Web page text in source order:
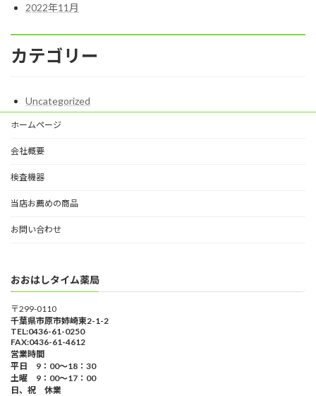
2022年11月
カテゴリー
Uncategorized
ホームページ
会社概要
検査機器
当店お薦めの商品
お問い合わせ
おおはしタイム薬局
〒299-0110
千葉県市原市姉崎東2-1-2
TEL:0436-61-0250
FAX:0436-61-4612
営業時間
平日 9：00～18：30
土曜 9：00～17：00
日、祝 休業